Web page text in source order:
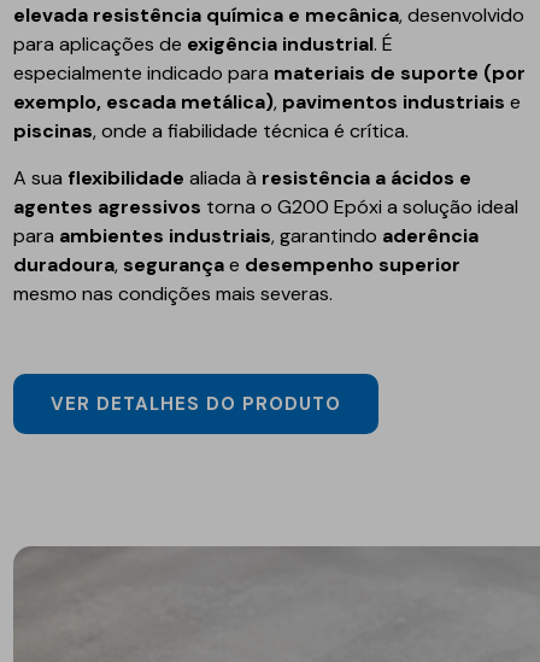
elevada resistência química e mecânica, desenvolvido
para aplicações de exigência industrial. É
especialmente indicado para materiais de suporte (por
exemplo, escada metálica), pavimentos industriais e
piscinas, onde a fiabilidade técnica é crítica.
A sua flexibilidade aliada à resistência a ácidos e
agentes agressivos torna o G200 Epóxi a solução ideal
para ambientes industriais, garantindo aderência
duradoura, segurançae desempenho superior
mesmo nas condições mais severas.
VER DETALHES DO PRODUTO